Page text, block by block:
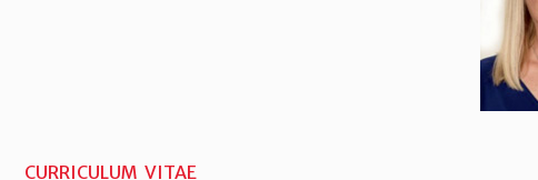
CURRICULUM VITAE